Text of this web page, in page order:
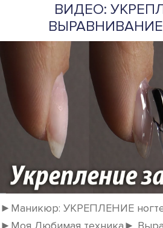
ВИДЕО:
►Маникюр: УКРЕПЛЕНИЕ